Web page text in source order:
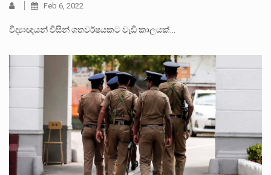
Feb 6, 2022
විද්‍යාඥයන් විසින් ශතවර්ෂයකට වැඩි කාලයක්…